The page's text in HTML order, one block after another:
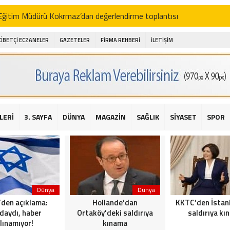
Müdürü Kokrmaz’dan değerlendirme toplantısı
Alibeyoğlu, Aile Destek Merkezini ziyaret etti
ıhlamur piyasalarda
şehitleri için bayraklı kayak gösterileri düzenlenecek
için yardım kermesi
2016 yılı değerlendirmesi
Sarıyer Çayırbaşı Cezayirli Hasan Paşa Camii’nde silahlı
Bahçeli’den Reina’ya düzenlenen terör saldırısına ilişkin açıklama
ECZANELER GAZETELER FİRMA REHBERİ İLETİŞİM
3. SAYFA DÜNYA MAGAZİN SAĞLIK SİYASET SPOR
Dünya
açıklama:
haber
Dünya
Hollande’dan
Ortaköy’deki saldırıya
kınama
KKTC’den
saldırıya